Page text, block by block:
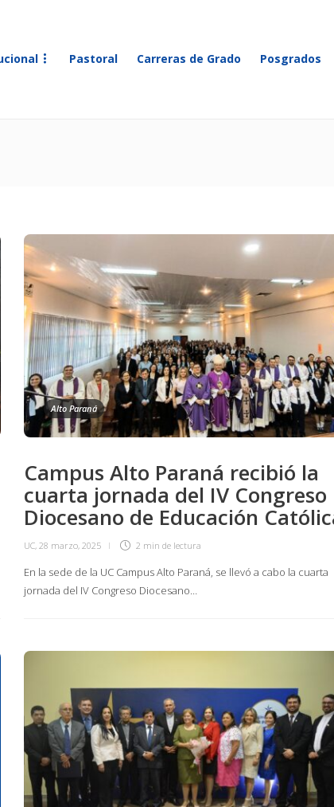
Pastoral Carreras de Grado Posgrados
Alto Paraná
Campus Alto Paraná recibió la
cuarta jornada del IV Congreso
Diocesano de Educación
UC, 28 marzo, 2025 2 min de lectura
En la sede de la UC Campus Alto Paraná, se llevó a cabo la cuarta
jornada del IV Congreso Diocesano…